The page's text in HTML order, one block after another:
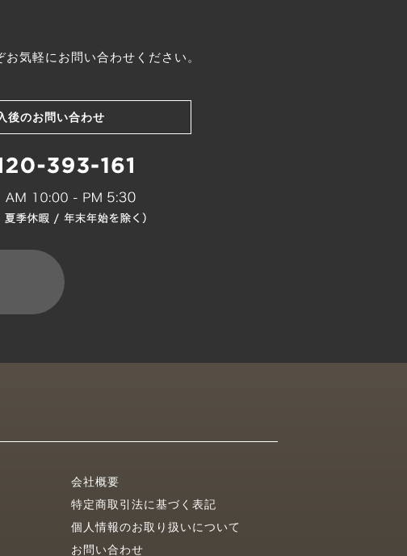
気軽にお問い合わせください。
後のお問い合わせ
会社概要
特定商取引法に基づく表記
個人情報のお取り扱いについて
お問い合わせ